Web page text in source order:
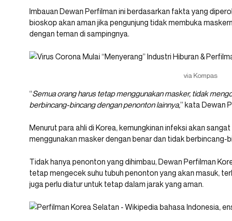
Imbauan Dewan Perfilman ini berdasarkan fakta yang
bioskop akan aman jika pengunjung tidak membuka
dengan teman di sampingnya.
via Kompas
“Semua orang harus tetap menggunakan masker, tidak
berbincang-bincang dengan penonton lainnya,” kata Dewan
Menurut para ahli di Korea, kemungkinan infeksi akan
menggunakan masker dengan benar dan tidak berbincang-
Tidak hanya penonton yang dihimbau, Dewan Perfilman
tetap mengecek suhu tubuh penonton yang akan masuk,
juga perlu diatur untuk tetap dalam jarak yang aman.